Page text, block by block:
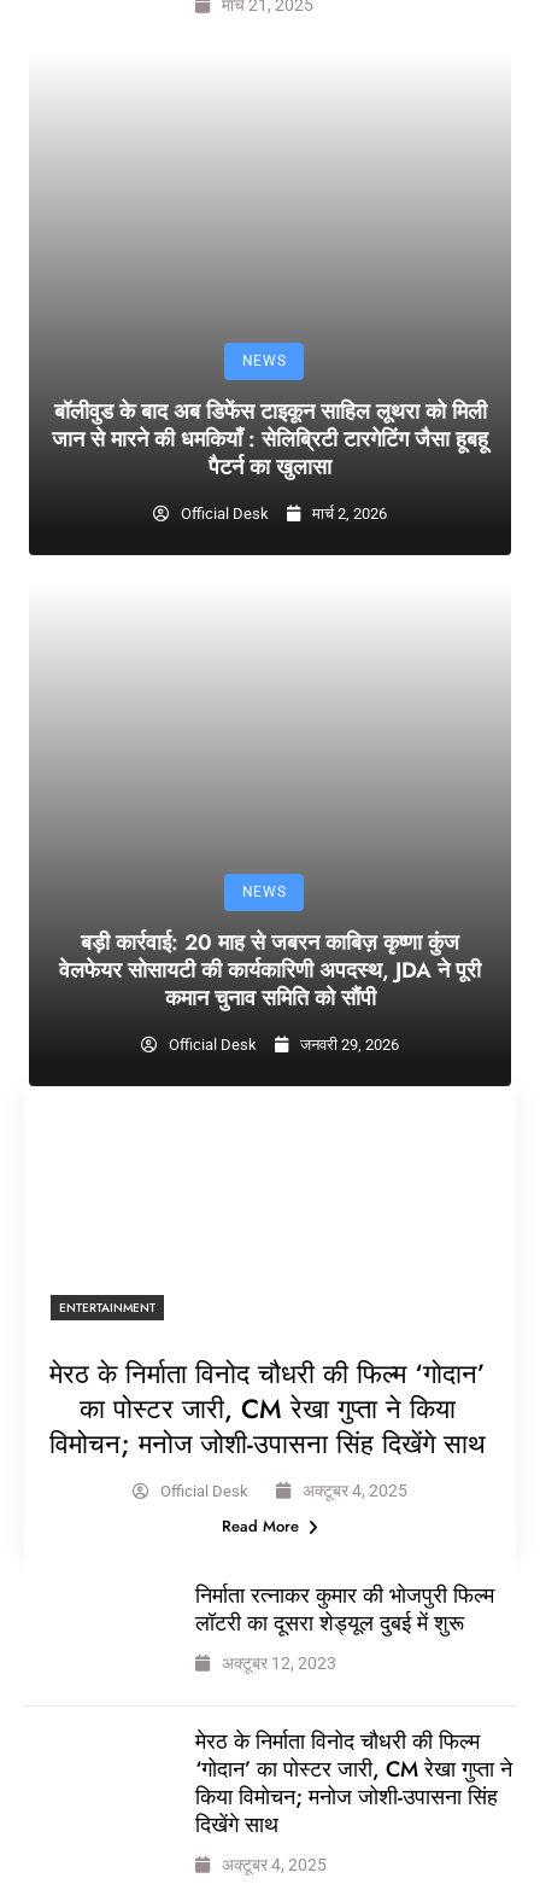
मार्च 21, 2025
NEWS
बॉलीवुड के बाद अब डिफेंस टाइकून साहिल लूथरा को मिली
जान से मारने की धमकियाँ : सेलिब्रिटी टारगेटिंग जैसा हूबहू
पैटर्न का खुलासा
Official Desk मार्च 2, 2026
NEWS
बड़ी कार्रवाई: 20 माह से जबरन काबिज़ कृष्णा कुंज
वेलफेयर सोसायटी की कार्यकारिणी अपदस्थ, JDA ने पूरी
कमान चुनाव समिति को सौंपी
Official Desk जनवरी 29, 2026
ENTERTAINMENT
मेरठ के निर्माता विनोद चौधरी की फिल्म ‘गोदान’
का पोस्टर जारी, CM रेखा गुप्ता ने किया
विमोचन; मनोज जोशी-उपासना सिंह दिखेंगे साथ
Official Desk अक्टूबर 4, 2025
Read More
निर्माता रत्नाकर कुमार की भोजपुरी फिल्म
लॉटरी का दूसरा शेड्यूल दुबई में शुरू
अक्टूबर 12, 2023
मेरठ के निर्माता विनोद चौधरी की फिल्म
‘गोदान’ का पोस्टर जारी, CM रेखा गुप्ता ने
किया विमोचन; मनोज जोशी-उपासना सिंह
दिखेंगे साथ
अक्टूबर 4, 2025